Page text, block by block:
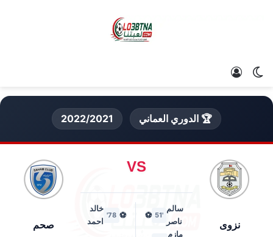
الوضع المظلم
🏆 الدوري العماني 2022/2021
نزوى
VS
سالم
ناصر
'51
⚽
مازم
⚽
78'
خالد
احمد
صحم